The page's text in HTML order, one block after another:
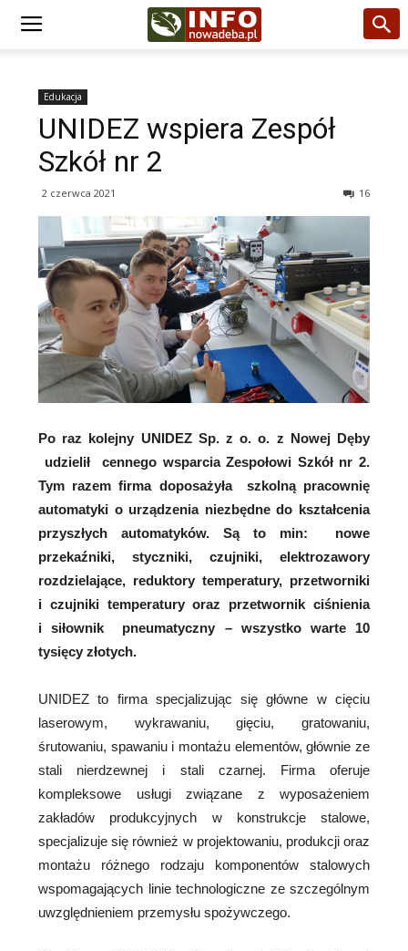
Edukacja
UNIDEZ wspiera Zespół
Szkół nr 2
2 czerwca 2021 16
Po raz kolejny UNIDEZ Sp. z o. o. z Nowej Dęby
udzielił cennego wsparcia Zespołowi Szkół nr 2.
Tym razem firma doposażyła szkolną pracownię
automatyki o urządzenia niezbędne do kształcenia
przyszłych automatyków. Są to min: nowe
przekaźniki, styczniki, czujniki, elektrozawory
rozdzielające, reduktory temperatury, przetworniki
i czujniki temperatury oraz przetwornik ciśnienia
i siłownik pneumatyczny – wszystko warte 10
tysięcy złotych.
UNIDEZ to firma specjalizując się główne w cięciu
laserowym, wykrawaniu, gięciu, gratowaniu,
śrutowaniu, spawaniu i montażu elementów, głównie ze
stali nierdzewnej i stali czarnej. Firma oferuje
kompleksowe usługi związane z wyposażeniem
zakładów produkcyjnych w konstrukcje stalowe,
specjalizuje się również w projektowaniu, produkcji oraz
montażu różnego rodzaju komponentów stalowych
wspomagających linie technologiczne ze szczególnym
uwzględnieniem przemysłu spożywczego.